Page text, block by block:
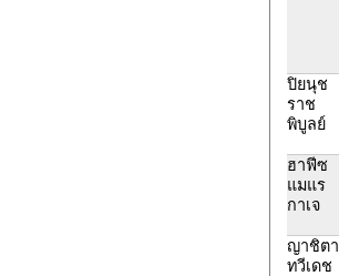
ปิยนุช
ราช
พิบูลย์
ฮาฟีซ
แมแร
กาเจ
ญาชิตา
ทวีเดช